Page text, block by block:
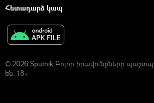
Հետադարձ կապ
© 2026 Sputnik Բոլոր իրավունքները
են. 18+